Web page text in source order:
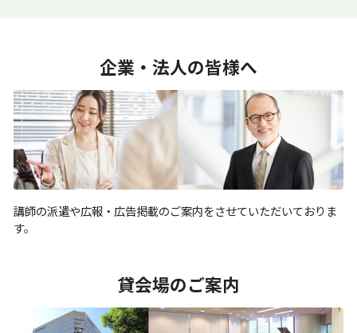
企業・法人の皆様へ
講師の派遣や広報・広告掲載のご案内をさせていただいておりま
す。
貸会場のご案内